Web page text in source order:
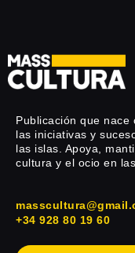
Publicación que
las iniciativas y
las islas. Apoya,
cultura y el ocio en
+34 928 80 19 60